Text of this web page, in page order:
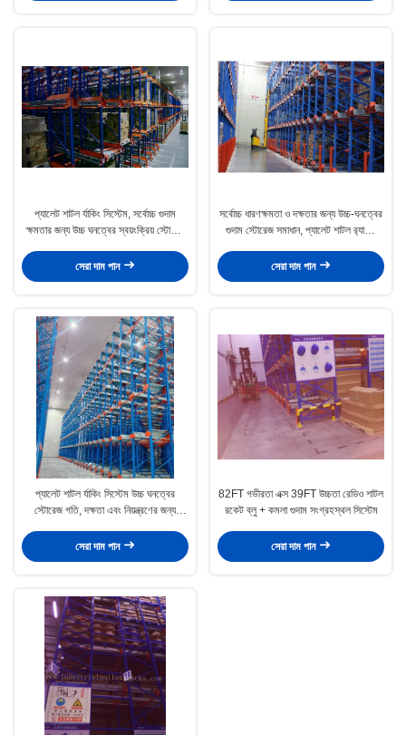
প্যালেট শাটল র্যাকিং সিস্টেম, সর্বোচ্চ গুদাম
ক্ষমতার জন্য উচ্চ ঘনত্বের স্বয়ংক্রিয় স্টোরেজ
সেরা দাম পান
সর্বোচ্চ ধারণক্ষমতা ও দক্ষতার জন্য উচ্চ-ঘনত্বের
গুদাম স্টোরেজ সমাধান, প্যালেট শাটল র‍্যাকিং
সেরা দাম পান
প্যালেট শাটল র্যাকিং সিস্টেম উচ্চ ঘনত্বের
স্টোরেজ গতি, দক্ষতা এবং নিয়ন্ত্রণের জন্য
সেরা দাম পান
82FT গভীরতা এক্স 39FT উচ্চতা রেডিও শাটল
রকেট ব্লু + কমলা গুদাম সংগ্রহস্থল সিস্টেম
সেরা দাম পান